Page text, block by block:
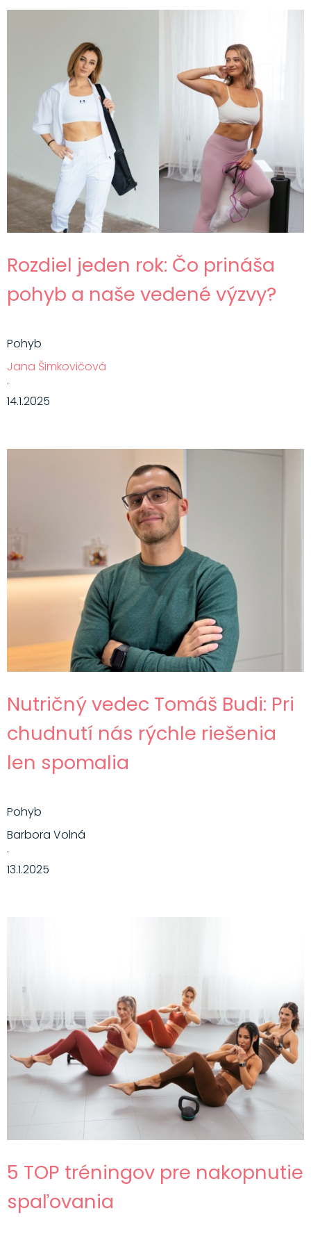
Rozdiel jeden rok: Čo prináša
pohyb a naše vedené výzvy?
Pohyb
Jana Šimkovičová
·
14.1.2025
Nutričný vedec Tomáš Budi: Pri
chudnutí nás rýchle riešenia
len spomalia
Pohyb
Barbora Volná
·
13.1.2025
5 TOP tréningov pre nakopnutie
spaľovania